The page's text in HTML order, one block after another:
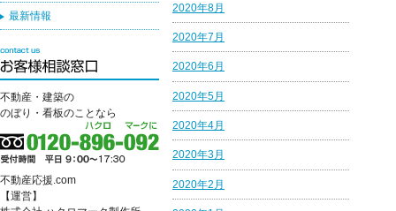
2020年8月
2020年7月
2020年6月
2020年5月
2020年4月
2020年3月
2020年2月
最新情報
不動産・建築の
のぼり・看板のことなら
不動産応援.com
【運営】